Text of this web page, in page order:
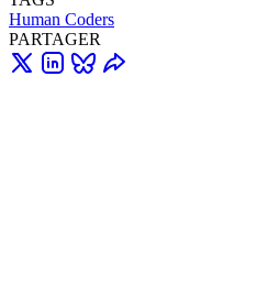
Human Coders
PARTAGER